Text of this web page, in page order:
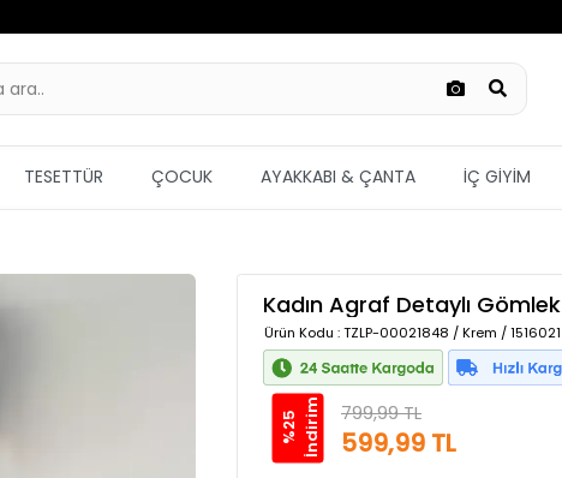
TESETTÜR ÇOCUK AYAKKABI & ÇANTA İÇ GİYİM
Kadın Agraf Detaylı Gömlek
Ürün Kodu : TZLP-00021848 / Krem / 1516021
%
2
5
İ
n
d
i
r
i m 799,99 TL
599,99 TL